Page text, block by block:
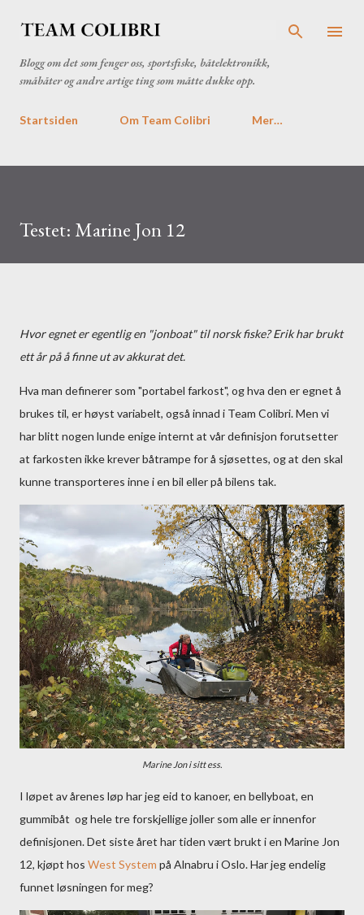
Blogg om det som fenger oss, sportsfiske, båtelektronikk,
småbåter og andre artige ting som måtte dukke opp.
Startsiden Om Team Colibri Mer…
Testet: Marine Jon 12
Hvor egnet er egentlig en "jonboat" til norsk fiske? Erik har brukt
ett år på å finne ut av akkurat det.
Hva man definerer som "portabel farkost", og hva den er egnet å
brukes til, er høyst variabelt, også innad i Team Colibri. Men vi
har blitt nogen lunde enige internt at vår definisjon forutsetter
at farkosten ikke krever båtrampe for å sjøsettes, og at den skal
kunne transporteres inne i en bil eller på bilens tak.
Marine Jon i sitt ess.
I løpet av årenes løp har jeg eid to kanoer, en bellyboat, en
gummibåt og hele tre forskjellige joller som alle er innenfor
definisjonen. Det siste året har tiden vært brukt i en Marine Jon
12, kjøpt hos West System på Alnabru i Oslo. Har jeg endelig
funnet løsningen for meg?